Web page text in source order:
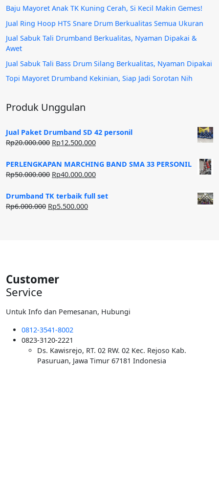
Baju Mayoret Anak TK Kuning Cerah, Si Kecil Makin Gemes!
Jual Ring Hoop HTS Snare Drum Berkualitas Semua Ukuran
Jual Sabuk Tali Drumband Berkualitas, Nyaman Dipakai &
Awet
Jual Sabuk Tali Bass Drum Silang Berkualitas, Nyaman Dipakai
Topi Mayoret Drumband Kekinian, Siap Jadi Sorotan Nih
Produk Unggulan
Jual Paket Drumband SD 42 personil
Rp20.000.000 Harga
adalah:
Rp20.000.000.
Rp12.500.000Harga
ini
adalah:
PERLENGKAPAN MARCHING BAND SMA 33 PERSONIL
Rp50.000.000 Harga
adalah:
Rp50.000.000.
Rp40.000.000Harga
ini
Drumband TK terbaik full set
Rp6.000.000 Harga
Rp5.500.000Harga
Customer
Service
Untuk Info dan Pemesanan, Hubungi
0812-3541-8002
0823-3120-2221
Ds. Kawisrejo, RT. 02 RW. 02 Kec. Rejoso Kab.
Pasuruan, Jawa Timur 67181 Indonesia